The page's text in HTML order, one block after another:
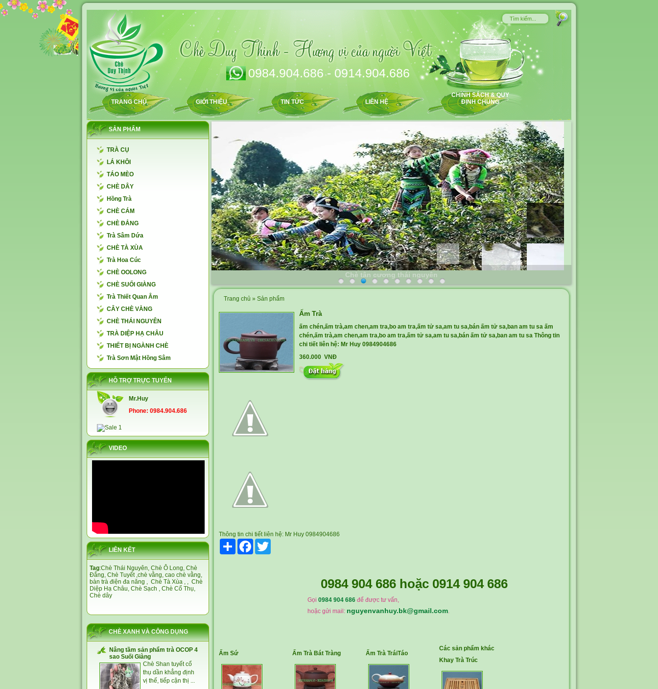
0984.904.686 - 0914.904.686
TRANG CHỦ GIỚI THIỆU TIN TỨC LIÊN HỆ
CHÍNH SÁCH & QUY
ĐỊNH CHUNG
SẢN PHẨM
TRÀ CỤ
LÁ KHÔI
TÁO MÈO
CHÈ DÂY
Hồng Trà
CHÈ CÁM
CHÈ ĐẮNG
Trà Sâm Dứa
CHÈ TÀ XÙA
Trà Hoa Cúc
CHÈ OOLONG
CHÈ SUỐI GIÀNG
Trà Thiết Quan Âm
CÂY CHÈ VẰNG
CHÈ THÁI NGUYÊN
TRÀ DIỆP HẠ CHÂU
THIẾT BỊ NGÀNH CHÈ
Trà Sơn Mật Hồng Sâm
HỖ TRỢ TRỰC TUYẾN
Mr.Huy
Phone: 0984.904.686
VIDEO
LIÊN KẾT
Tag:Chè Thái Nguyên, Chè Ô Long, Chè
Đắng, Chè Tuyết,chè vằng, cao chè vằng,
bàn trà điện đa năng , Chè Tà Xùa , , Chè
Diệp Hạ Châu, Chè Sạch , Chè Cổ Thụ,
Chè dây
CHÈ XANH VÀ CÔNG DỤNG
Nâng tầm sản phẩm trà OCOP 4
sao Suối Giàng
Chè Shan tuyết cổ
thụ dần khẳng định
vị thế, tiếp cận thị ...
Chè tân cương thái nguyên
Trang chủ » Sản phẩm
Ấm Trà
ấm chén,ấm trà,am chen,am tra,bo am tra,ấm tử sa,am tu sa,bán ấm tử sa,ban am tu sa ấm
chén,ấm trà,am chen,am tra,bo am tra,ấm tử sa,am tu sa,bán ấm tử sa,ban am tu sa Thông tin
chi tiết liên hệ: Mr Huy 0984904686
360.000 VNĐ
Thông tin chi tiết liên hệ: Mr Huy 0984904686
Share
Facebook
0984 904 686 hoặc 0914 904 686
Gọi 0984 904 686 để được tư vấn,
hoặc gửi mail: nguyenvanhuy.bk@gmail.com.
Các sản phẩm khác
Ấm Sứ Ấm Trà Bát Tràng
Ấm Trà TráiTáo
Khay Trà Trúc